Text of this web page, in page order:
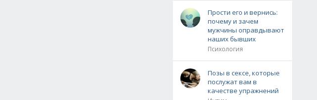
Прости его и вернись:
почему и зачем
мужчины оправдывают
наших бывших
Психология
Позы в сексе, которые
послужат вам в
качестве упражнений